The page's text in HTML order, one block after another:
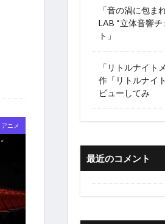
アニメ
「音の渦に包ま
LAB “立体音響
ト」
「リトルナイト
作「リトルナイ
ビューしてみ
最近のコメント